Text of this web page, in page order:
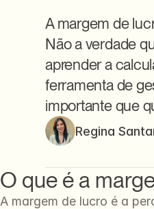
A margem de
Não a verdade
aprender a
ferramenta de
importante que
Regina
O que é a
A margem de lucro é a